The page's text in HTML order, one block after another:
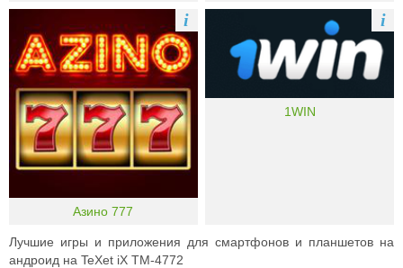
Азино 777
i
1WIN
i
Лучшие игры и приложения для смартфонов и планшетов на
андроид на TeXet iX TM-4772